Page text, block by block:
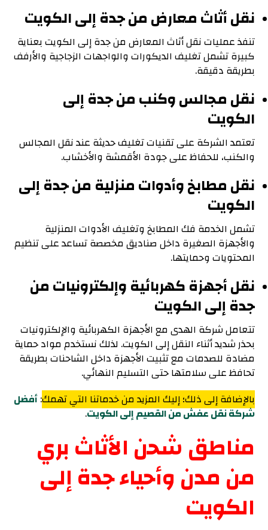
نقل أثاث معارض من جدة إلى الكويت
تنفذ عمليات نقل أثاث المعارض من جدة إلى الكويت بعناية
كبيرة تشمل تغليف الديكورات والواجهات الزجاجية والأرفف
بطريقة دقيقة.
نقل مجالس وكنب من جدة إلى
الكويت
تعتمد الشركة على تقنيات تغليف حديثة عند نقل المجالس
والكنب، للحفاظ على جودة الأقمشة والأخشاب.
نقل مطابخ وأدوات منزلية من جدة إلى
الكويت
تشمل الخدمة فك المطابخ وتغليف الأدوات المنزلية
والأجهزة الصغيرة داخل صناديق مخصصة تساعد على تنظيم
المحتويات وحمايتها.
نقل أجهزة كهربائية وإلكترونيات من
جدة إلى الكويت
تتعامل شركة الهدى مع الأجهزة الكهربائية والإلكترونيات
بحذر شديد أثناء النقل إلى الكويت. لذلك نستخدم مواد حماية
مضادة للصدمات مع تثبيت الأجهزة داخل الشاحنات بطريقة
تحافظ على سلامتها حتى التسليم النهائي.
بالإضافة إلى ذلك؛ إليك المزيد من خدماتنا التي تهمك:أفضل
شركة نقل عفش من القصيم إلى الكويت.
مناطق شحن الأثاث بري
من مدن وأحياء جدة إلى
الكويت